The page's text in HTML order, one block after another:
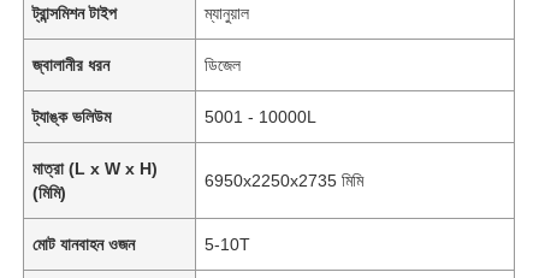
ট্রান্সমিশন টাইপ ম্যানুয়াল
জ্বালানীর ধরন ডিজেল
ট্যাঙ্ক ভলিউম 5001 - 10000L
মাত্রা (L x W x H)
(মিমি)
6950x2250x2735 মিমি
মোট যানবাহন ওজন 5-10T